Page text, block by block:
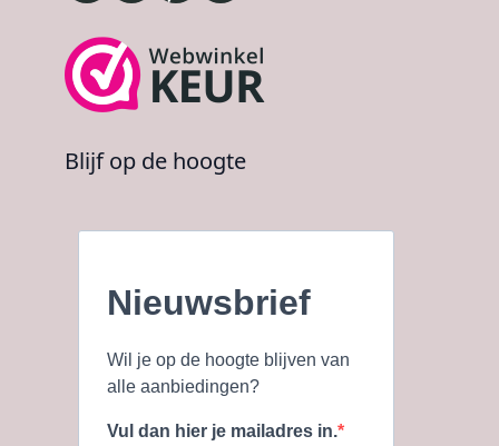
Blijf op de hoogte
Nieuwsbrief
Wil je op de hoogte blijven van
alle aanbiedingen?
Vul dan hier je mailadres in.